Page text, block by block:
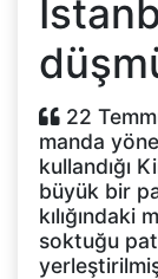
22
manda
kullandığı
büyük bir
kılığındaki
soktuğu